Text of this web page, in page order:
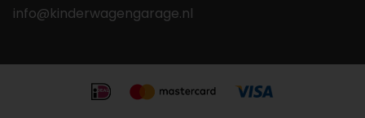
info@kinderwagengarage.nl